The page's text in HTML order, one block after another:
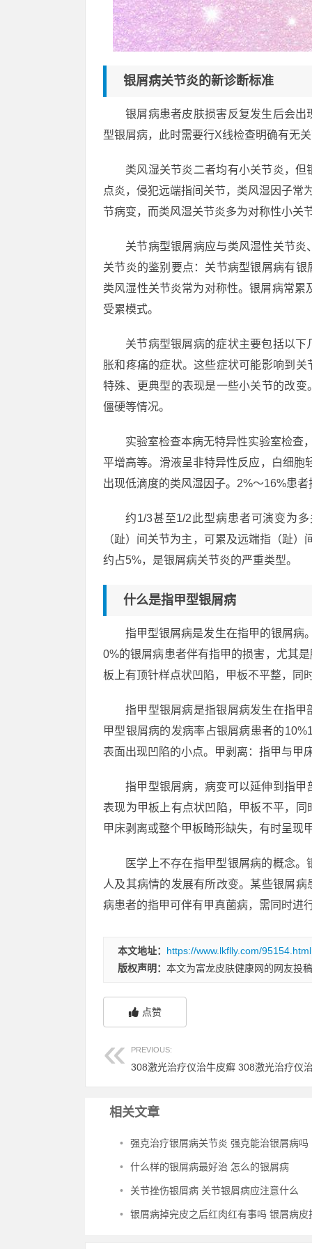
银屑病关节炎的新诊断标准
银屑病患者皮肤损害反复发生后会
型银屑病，此时需要行X线检查明确有无
类风湿关节炎二者均有小关节炎，
点炎，侵犯远端指间关节，类风湿因子常
节病变，而类风湿关节炎多为对称性小关
关节病型银屑病应与类风湿性关节
关节炎的鉴别要点：关节病型银屑病有
类风湿性关节炎常为对称性。银屑病常
受累模式。
关节病型银屑病的症状主要包括以
胀和疼痛的症状。这些症状可能影响到
特殊、更典型的表现是一些小关节的改
僵硬等情况。
实验室检查本病无特异性实验室检查
平增高等。滑液呈非特异性反应，白细胞
出现低滴度的类风湿因子。2%～16%患
约1/3甚至1/2此型病患者可演变为
（趾）间关节为主，可累及远端指（趾
约占5%，是银屑病关节炎的严重类型。
什么是指甲型银屑病
指甲型银屑病是发生在指甲的银屑病
0%的银屑病患者伴有指甲的损害，尤其
板上有顶针样点状凹陷，甲板不平整，同
指甲型银屑病是指银屑病发生在指
甲型银屑病的发病率占银屑病患者的
表面出现凹陷的小点。甲剥离：指甲与甲
指甲型银屑病，病变可以延伸到指
表现为甲板上有点状凹陷，甲板不平，
甲床剥离或整个甲板畸形缺失，有时呈现
医学上不存在指甲型银屑病的概念
人及其病情的发展有所改变。某些银屑
病患者的指甲可伴有甲真菌病，需同时进
本文地址： https://www.lkflly.com/95154.html
版权声明： 本文为富龙皮肤健康网的网友投
点赞
PREVIOUS:
相关文章
• 强克治疗银屑病关节炎 强克能治银屑病吗
• 什么样的银屑病最好治 怎么的银屑病
• 关节挫伤银屑病 关节银屑病应注意什么
• 银屑病掉完皮之后红肉红有事吗 银屑病皮损消退又长